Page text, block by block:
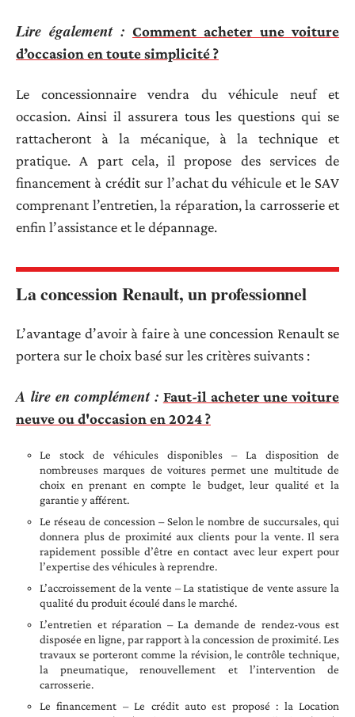
Lire également : Comment acheter une voiture
d’occasion en toute simplicité ?
Le concessionnaire vendra du véhicule neuf et
occasion. Ainsi il assurera tous les questions qui se
rattacheront à la mécanique, à la technique et
pratique. A part cela, il propose des services de
financement à crédit sur l’achat du véhicule et le SAV
comprenant l’entretien, la réparation, la carrosserie et
enfin l’assistance et le dépannage.
La concession Renault, un professionnel
L’avantage d’avoir à faire à une concession Renault se
portera sur le choix basé sur les critères suivants :
A lire en complément : Faut-il acheter une voiture
neuve ou d'occasion en 2024 ?
Le stock de véhicules disponibles – La disposition de
nombreuses marques de voitures permet une multitude de
choix en prenant en compte le budget, leur qualité et la
garantie y afférent.
Le réseau de concession – Selon le nombre de succursales, qui
donnera plus de proximité aux clients pour la vente. Il sera
rapidement possible d’être en contact avec leur expert pour
l’expertise des véhicules à reprendre.
L’accroissement de la vente – La statistique de vente assure la
qualité du produit écoulé dans le marché.
L’entretien et réparation – La demande de rendez-vous est
disposée en ligne, par rapport à la concession de proximité. Les
travaux se porteront comme la révision, le contrôle technique,
la pneumatique, renouvellement et l’intervention de
carrosserie.
Le financement – Le crédit auto est proposé : la Location